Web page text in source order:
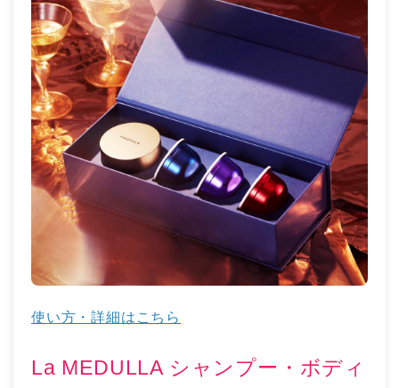
使い方・詳細はこちら
La MEDULLA シャンプー・ボディ